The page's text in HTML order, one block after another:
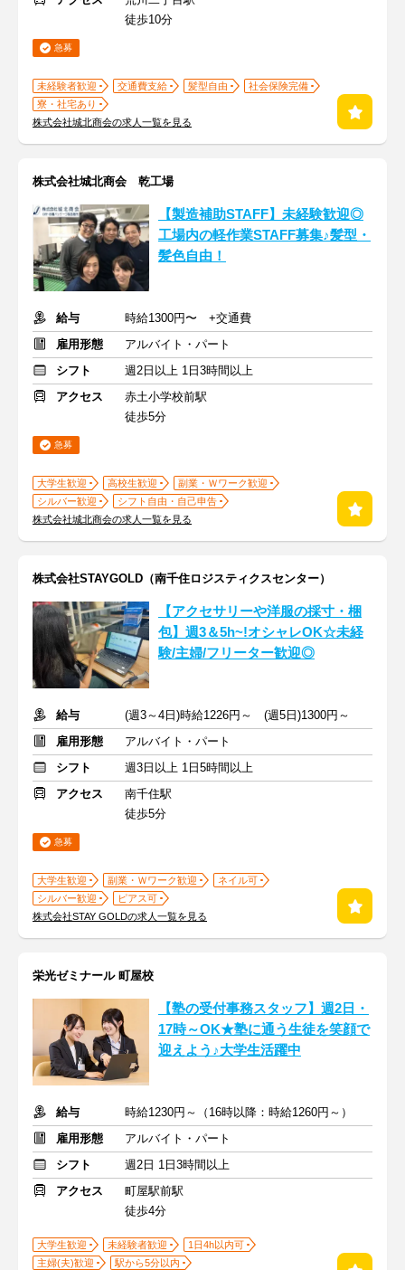
徒歩10分
急募
未経験者歓迎 交通費支給 髪型自由
社会保険完備
寮・社宅あり
株式会社城北商会の求人一覧を見る
株式会社城北商会 乾工場
【製造補助STAFF】未経験歓迎◎
工場内の軽作業STAFF募集♪髪型・
髪色自由！
給与
時給1300円〜 +交通費
雇用形態
アルバイト・パート
シフト
週2日以上 1日3時間以上
アクセス
赤土小学校前駅
徒歩5分
急募
大学生歓迎 高校生歓迎
副業・Ｗワーク歓迎
シルバー歓迎
シフト自由・自己申告
株式会社城北商会の求人一覧を見る
株式会社STAYGOLD（南千住ロジスティクスセンター）
【アクセサリーや洋服の採寸・梱
包】週3＆5h~!オシャレOK☆未経
験/主婦/フリーター歓迎◎
給与
(週3～4日)時給1226円～ (週5日)1300円～
雇用形態
アルバイト・パート
シフト
週3日以上 1日5時間以上
アクセス
南千住駅
徒歩5分
急募
大学生歓迎 副業・Ｗワーク歓迎
ネイル可
シルバー歓迎
ピアス可
株式会社STAY GOLDの求人一覧を見る
栄光ゼミナール 町屋校
【塾の受付事務スタッフ】週2日・
17時～OK★塾に通う生徒を笑顔で
迎えよう♪大学生活躍中
給与
時給1230円～（16時以降：時給1260円～）
雇用形態
アルバイト・パート
シフト
週2日 1日3時間以上
アクセス
町屋駅前駅
徒歩4分
大学生歓迎 未経験者歓迎
1日4h以内可
主婦(夫)歓迎
駅から5分以内